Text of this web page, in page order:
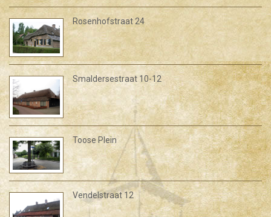
Rosenhofstraat 24
Smaldersestraat 10-12
Toose Plein
Vendelstraat 12